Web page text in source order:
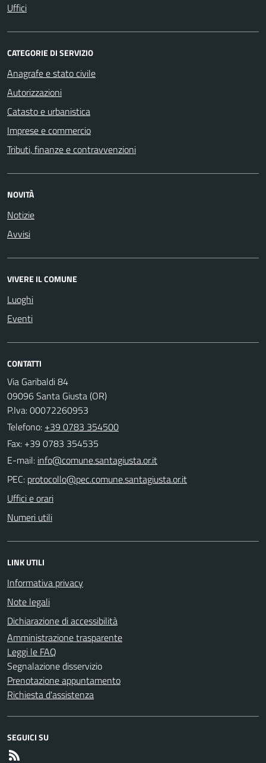
Uffici
CATEGORIE DI SERVIZIO
Anagrafe e stato civile
Autorizzazioni
Catasto e urbanistica
Imprese e commercio
Tributi, finanze e contravvenzioni
NOVITÀ
Notizie
Avvisi
VIVERE IL COMUNE
Luoghi
Eventi
CONTATTI
Via Garibaldi 84
09096 Santa Giusta (OR)
P.Iva: 00072260953
Telefono: +39 0783 354500
Fax: +39 0783 354535
E-mail:
PEC:
Uffici e orari
Numeri utili
LINK UTILI
Informativa privacy
Note legali
Dichiarazione di accessibilità
Amministrazione trasparente
Leggi le FAQ
Segnalazione disservizio
Prenotazione appuntamento
Richiesta d'assistenza
SEGUICI SU